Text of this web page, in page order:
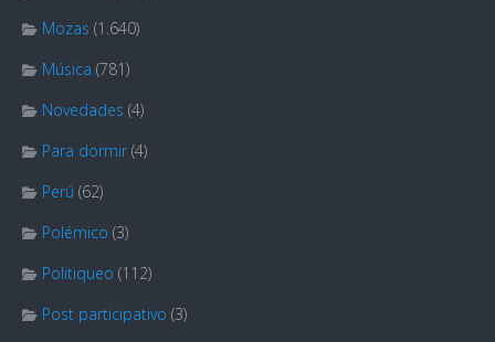
Mozas (1.640)
Música (781)
Novedades (4)
Para dormir (4)
Perú (62)
Polémico (3)
Politiqueo (112)
Post participativo (3)